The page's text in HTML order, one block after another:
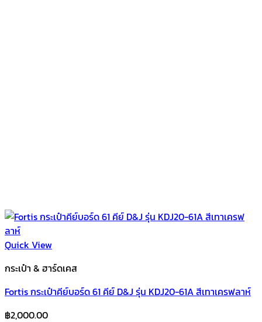
Quick View
กระเป๋า & ฮาร์ดเคส
Fortis กระเป๋าคีย์บอร์ด 61 คีย์ D&J รุ่น KDJ20-61A สีเทาเครฟลาห์
฿2,000.00